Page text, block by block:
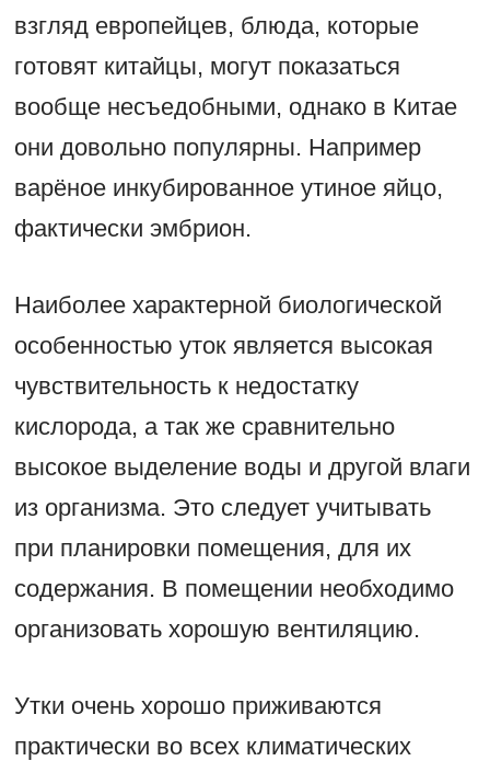
взгляд европейцев, блюда, которые
готовят китайцы, могут показаться
вообще несъедобными, однако в Китае
они довольно популярны. Например
варёное инкубированное утиное яйцо,
фактически эмбрион.
Наиболее характерной биологической
особенностью уток является высокая
чувствительность к недостатку
кислорода, а так же сравнительно
высокое выделение воды и другой влаги
из организма. Это следует учитывать
при планировки помещения, для их
содержания. В помещении необходимо
организовать хорошую вентиляцию.
Утки очень хорошо приживаются
практически во всех климатических